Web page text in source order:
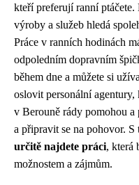
kteří preferují ranní
výroby a služeb hledá
Práce v ranních hodinách
odpoledním dopravním
během dne a můžete si
oslovit personální agentury,
v Berouně rády pomohou
a připravit se na pohovor.
určitě najdete práci, která
možnostem a zájmům.